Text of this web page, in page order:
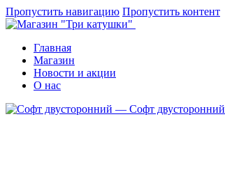
Пропустить навигацию Пропустить контент
Главная
Магазин
Новости и акции
О нас
— Софт двусторонний